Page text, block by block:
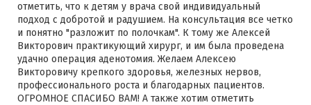
отметить, что к детям у врача свой индивидуальный
подход с добротой и радушием. На консультация все четко
и понятно "разложит по полочкам". К тому же Алексей
Викторович практикующий хирург, и им была проведена
удачно операция аденотомия. Желаем Алексею
Викторовичу крепкого здоровья, железных нервов,
профессионального роста и благодарных пациентов.
ОГРОМНОЕ СПАСИБО ВАМ! А также хотим отметить